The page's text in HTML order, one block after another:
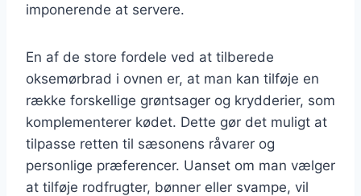
imponerende at servere.
En af de store fordele ved at tilberede
oksemørbrad i ovnen er, at man kan tilføje en
række forskellige grøntsager og krydderier, som
komplementerer kødet. Dette gør det muligt at
tilpasse retten til sæsonens råvarer og
personlige præferencer. Uanset om man vælger
at tilføje rodfrugter, bønner eller svampe, vil